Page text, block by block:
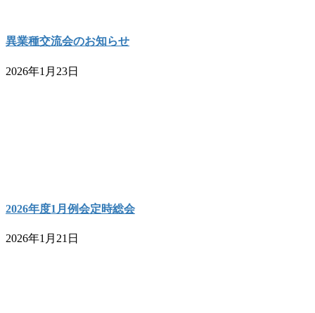
異業種交流会のお知らせ
2026年1月23日
2026年度1月例会定時総会
2026年1月21日